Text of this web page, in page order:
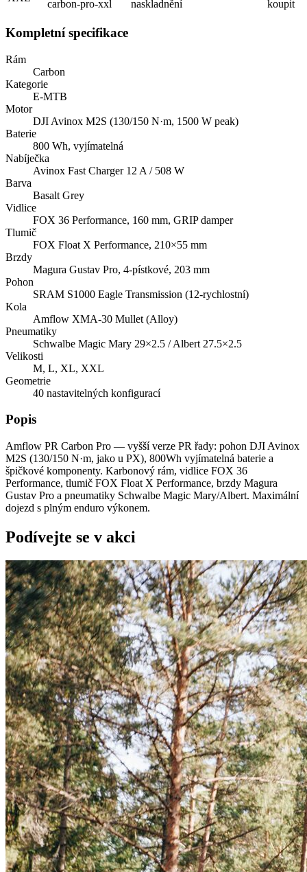
carbon-pro-xxl naskladnění koupit
Kompletní specifikace
Rám
Carbon
Kategorie
E-MTB
Motor
DJI Avinox M2S (130/150 N·m, 1500 W peak)
Baterie
800 Wh, vyjímatelná
Nabíječka
Avinox Fast Charger 12 A / 508 W
Barva
Basalt Grey
Vidlice
FOX 36 Performance, 160 mm, GRIP damper
Tlumič
FOX Float X Performance, 210×55 mm
Brzdy
Magura Gustav Pro, 4-pístkové, 203 mm
Pohon
SRAM S1000 Eagle Transmission (12-rychlostní)
Kola
Amflow XMA-30 Mullet (Alloy)
Pneumatiky
Schwalbe Magic Mary 29×2.5 / Albert 27.5×2.5
Velikosti
M, L, XL, XXL
Geometrie
40 nastavitelných konfigurací
Popis
Amflow PR Carbon Pro — vyšší verze PR řady: pohon DJI Avinox
M2S (130/150 N·m, jako u PX), 800Wh vyjímatelná baterie a
špičkové komponenty. Karbonový rám, vidlice FOX 36
Performance, tlumič FOX Float X Performance, brzdy Magura
Gustav Pro a pneumatiky Schwalbe Magic Mary/Albert. Maximální
dojezd s plným enduro výkonem.
Podívejte se v akci